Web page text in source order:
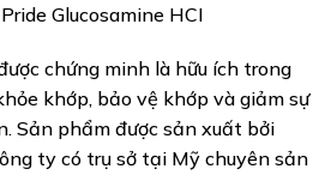
Glucosamine HCI
chứng minh là hữu ích trong
khớp, bảo vệ khớp và giảm sự
Sản phẩm được sản xuất bởi
ty có trụ sở tại Mỹ chuyên sản